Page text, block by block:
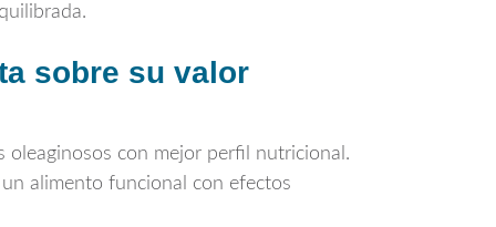
sobre su valor
con mejor perfil nutricional.
alimento funcional con efectos